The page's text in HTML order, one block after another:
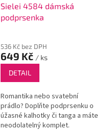
Sielei 4584 dámská
podprsenka
536 Kč bez DPH
649 Kč / ks
DETAIL
Romantika nebo svatební
prádlo? Doplňte podprsenku o
úžasné kalhotky či tanga a máte
neodolatelný komplet.